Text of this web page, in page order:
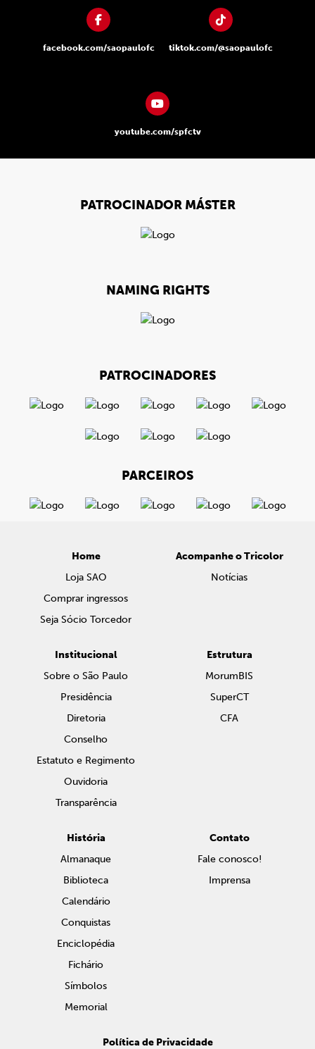
facebook.com/saopaulofc tiktok.com/@saopaulofc
youtube.com/spfctv
PATROCINADOR MÁSTER
NAMING RIGHTS
PATROCINADORES
PARCEIROS
Home
Loja SAO
Comprar ingressos
Seja Sócio Torcedor
Acompanhe o Tricolor
Notícias
Institucional
Sobre o São Paulo
Presidência
Diretoria
Conselho
Estatuto e Regimento
Ouvidoria
Transparência
Estrutura
MorumBIS
SuperCT
CFA
História
Almanaque
Biblioteca
Calendário
Conquistas
Enciclopédia
Fichário
Símbolos
Memorial
Contato
Fale conosco!
Imprensa
Política de Privacidade